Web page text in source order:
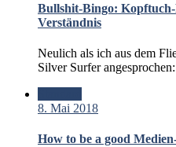
Bullshit-Bingo:
Verständnis
Neulich als ich aus dem
Silver Surfer
8. Mai 2018
How to be a good